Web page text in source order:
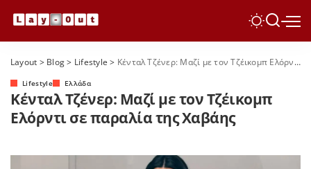
Layout > Blog> Lifestyle > Κένταλ Τζένερ: Μαζί με τον Τζέικομπ Ελόρντι σε παραλία της Χαβάης
Lifestyle Ελλάδα
Κένταλ Τζένερ: Μαζί με τον Τζέικομπ
Ελόρντι σε παραλία της Χαβάης